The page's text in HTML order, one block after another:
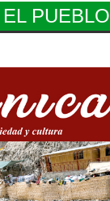
PUEBLO